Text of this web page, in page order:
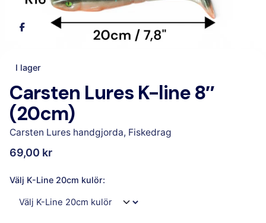
I lager
Carsten Lures K-line 8″
(20cm)
Carsten Lures handgjorda, Fiskedrag
69,00 kr
Välj K-Line 20cm kulör: